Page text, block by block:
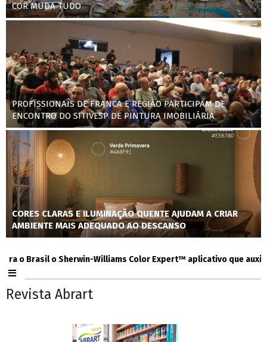
COR MUDA TUDO
PROFISSIONAIS DE FRANCA E REGIÃO PARTICIPAM DE
ENCONTRO DO SITIVESP DE PINTURA IMOBILIÁRIA
CORES CLARAS E ILUMINAÇÃO QUENTE AJUDAM A CRIAR
AMBIENTE MAIS ADEQUADO AO DESCANSO
o Sherwin-Williams Color Expert™ aplicativo que auxilia
Revista Abrart